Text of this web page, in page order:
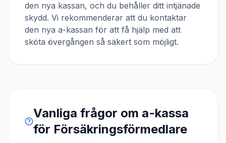
den nya kassan, och du behåller ditt intjänade
skydd. Vi rekommenderar att du kontaktar
den nya a-kassan för att få hjälp med att
sköta övergången så säkert som möjligt.
Vanliga frågor om a-kassa
för Försäkringsförmedlare